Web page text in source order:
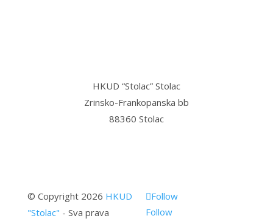
HKUD “Stolac” Stolac
Zrinsko-Frankopanska bb
88360 Stolac
© Copyright 2026 HKUD
"Stolac" - Sva prava
Follow
Follow